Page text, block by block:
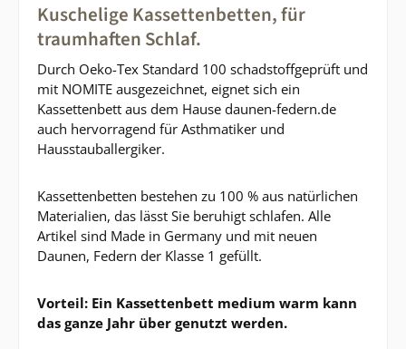
Kuschelige Kassettenbetten, für
traumhaften Schlaf.
Durch Oeko-Tex Standard 100 schadstoffgeprüft und
mit NOMITE ausgezeichnet, eignet sich ein
Kassettenbett aus dem Hause daunen-federn.de
auch hervorragend für Asthmatiker und
Hausstauballergiker.
Kassettenbetten bestehen zu 100 % aus natürlichen
Materialien, das lässt Sie beruhigt schlafen. Alle
Artikel sind Made in Germany und mit neuen
Daunen, Federn der Klasse 1 gefüllt.
Vorteil: Ein Kassettenbett medium warm kann
das ganze Jahr über genutzt werden.